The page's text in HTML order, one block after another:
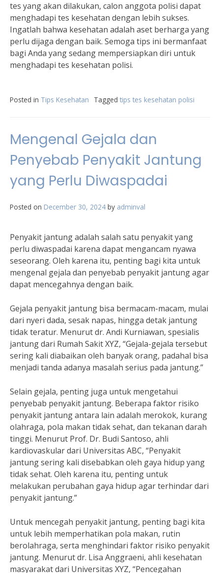
tes yang akan dilakukan, calon anggota polisi dapat
menghadapi tes kesehatan dengan lebih sukses.
Ingatlah bahwa kesehatan adalah aset berharga yang
perlu dijaga dengan baik. Semoga tips ini bermanfaat
bagi Anda yang sedang mempersiapkan diri untuk
menghadapi tes kesehatan polisi.
Posted in Tips Kesehatan Tagged tips tes kesehatan polisi
Mengenal Gejala dan
Penyebab Penyakit Jantung
yang Perlu Diwaspadai
Posted on December 30, 2024 by adminval
Penyakit jantung adalah salah satu penyakit yang
perlu diwaspadai karena dapat mengancam nyawa
seseorang. Oleh karena itu, penting bagi kita untuk
mengenal gejala dan penyebab penyakit jantung agar
dapat mencegahnya dengan baik.
Gejala penyakit jantung bisa bermacam-macam, mulai
dari nyeri dada, sesak napas, hingga detak jantung
tidak teratur. Menurut dr. Andi Kurniawan, spesialis
jantung dari Rumah Sakit XYZ, “Gejala-gejala tersebut
sering kali diabaikan oleh banyak orang, padahal bisa
menjadi tanda adanya masalah serius pada jantung.”
Selain gejala, penting juga untuk mengetahui
penyebab penyakit jantung. Beberapa faktor risiko
penyakit jantung antara lain adalah merokok, kurang
olahraga, pola makan tidak sehat, dan tekanan darah
tinggi. Menurut Prof. Dr. Budi Santoso, ahli
kardiovaskular dari Universitas ABC, “Penyakit
jantung sering kali disebabkan oleh gaya hidup yang
tidak sehat. Oleh karena itu, penting untuk
melakukan perubahan gaya hidup agar terhindar dari
penyakit jantung.”
Untuk mencegah penyakit jantung, penting bagi kita
untuk lebih memperhatikan pola makan, rutin
berolahraga, serta menghindari faktor risiko penyakit
jantung. Menurut dr. Lisa Anggraeni, ahli kesehatan
masyarakat dari Universitas XYZ, “Pencegahan